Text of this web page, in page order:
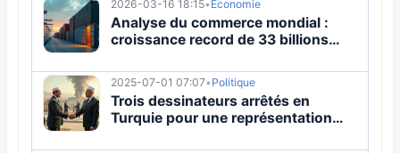
2026-03-16 18:15• Economie
Analyse du commerce mondial :
croissance record de 33 billions
systémiques
2025-07-01 07:07• Politique
Trois dessinateurs arrêtés en
Turquie pour une représentation